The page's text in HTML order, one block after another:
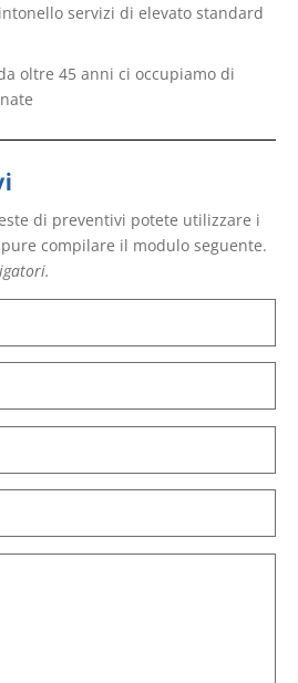
servizi di elevato standard
oltre 45 anni ci occupiamo di
di preventivi potete utilizzare i
compilare il modulo seguente.